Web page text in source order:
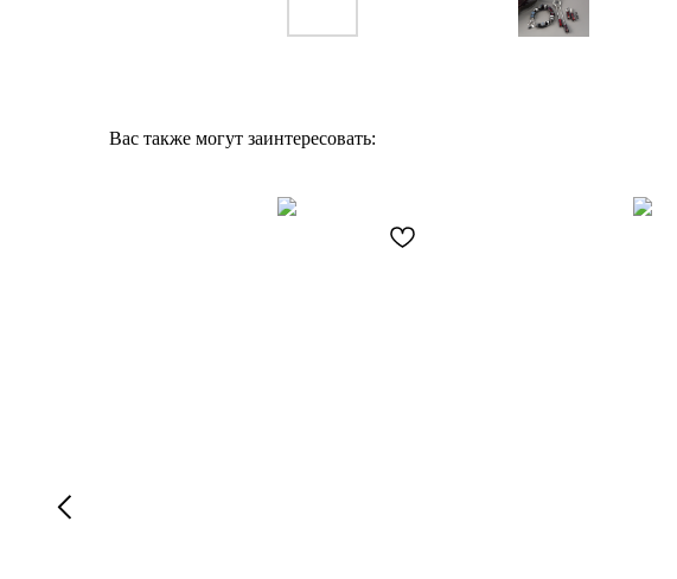
Вас также могут заинтересовать: